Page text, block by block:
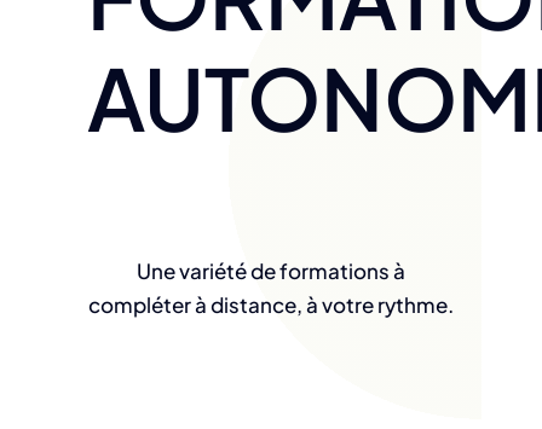
Une variété de formations à
compléter à distance, à votre rythme.